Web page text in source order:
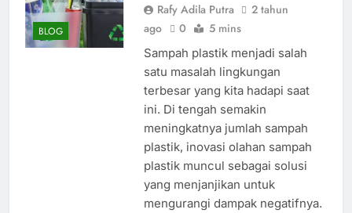
BLOG
Rafy Adila Putra
2 tahun
ago
0 5 mins
Sampah plastik menjadi salah
satu masalah lingkungan
terbesar yang kita hadapi saat
ini. Di tengah semakin
meningkatnya jumlah sampah
plastik, inovasi olahan sampah
plastik muncul sebagai solusi
yang menjanjikan untuk
mengurangi dampak negatifnya.